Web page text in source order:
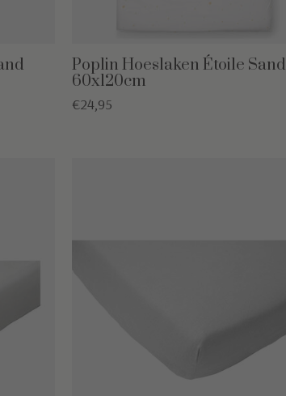
Poplin Hoeslaken Étoile Sand
60x120cm
€24,95